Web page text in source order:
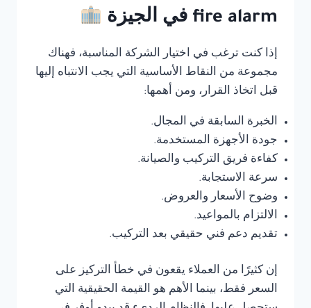
fire alarm في الجيزة
إذا كنت ترغب في اختيار الشركة المناسبة، فهناك
مجموعة من النقاط الأساسية التي يجب الانتباه إليها
قبل اتخاذ القرار، ومن أهمها:
الخبرة السابقة في المجال.
جودة الأجهزة المستخدمة.
كفاءة فريق التركيب والصيانة.
سرعة الاستجابة.
وضوح الأسعار والعروض.
الالتزام بالمواعيد.
تقديم دعم فني حقيقي بعد التركيب.
إن كثيرًا من العملاء يقعون في خطأ التركيز على
السعر فقط، بينما الأهم هو القيمة الحقيقية التي